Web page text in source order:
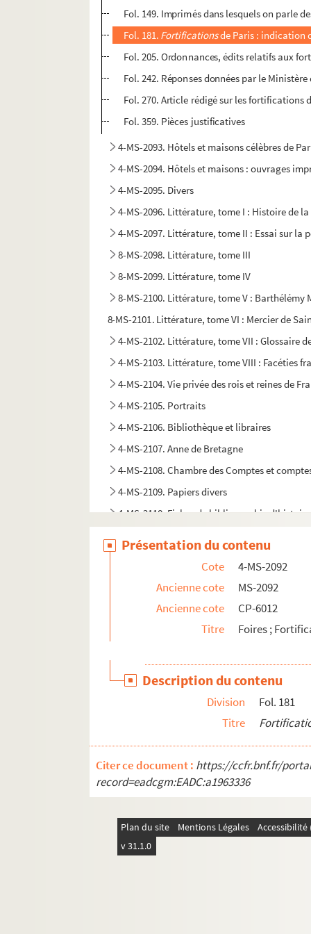
Fol. 149. Imprimés dans lesquels on parle
Fol. 181. Fortificationsde Paris : indication
Fol. 205. Ordonnances, édits relatifs aux
Fol. 242. Réponses données par le
Fol. 270. Article rédigé sur les fortifications
Fol. 359. Pièces justificatives
4-MS-2093. Hôtels et maisons célèbres de
4-MS-2094. Hôtels et maisons : ouvrages
4-MS-2095. Divers
4-MS-2096. Littérature, tome I : Histoire de
4-MS-2097. Littérature, tome II : Essai sur la
8-MS-2098. Littérature, tome III
8-MS-2099. Littérature, tome IV
8-MS-2100. Littérature, tome V :
8-MS-2101. Littérature, tome VI : Mercier de
4-MS-2102. Littérature, tome VII : Glossaire
4-MS-2103. Littérature, tome VIII : Facéties
4-MS-2104. Vie privée des rois et reines de
4-MS-2105. Portraits
4-MS-2106. Bibliothèque et libraires
4-MS-2107. Anne de Bretagne
4-MS-2108. Chambre des Comptes et
4-MS-2109. Papiers divers
4-MS-2110. Fiches de bibliographie
Présentation du contenu
Cote
4-MS-2092
Ancienne cote
MS-2092
Ancienne cote
CP-6012
Titre
Foires ;
Description du contenu
Division
Fol. 181
Titre
Citer ce document : https://ccfr.bnf.fr/
record=eadcgm:EADC:a1963336
Plan du site Mentions Légales
v 31.1.0